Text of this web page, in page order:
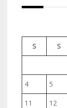
S
S
4 5
11 12